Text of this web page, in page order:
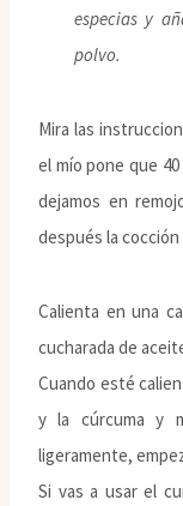
especias y
polvo.
Mira las
el mío pone que
dejamos en
después la cocción
Calienta en una
cucharada de
Cuando esté
y la cúrcuma y
ligeramente,
Si vas a usar el